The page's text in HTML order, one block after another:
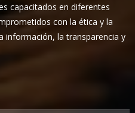
capacitados en diferentes
con la ética y la
información, la transparencia y